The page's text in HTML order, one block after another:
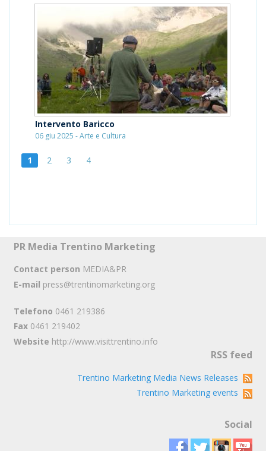
Intervento Baricco
06 giu 2025 - Arte e Cultura
1 2 3 4
PR Media Trentino Marketing
Contact person MEDIA&PR
E-mail press@trentinomarketing.org
Telefono 0461 219386
Fax 0461 219402
Website http://www.visittrentino.info
RSS feed
Trentino Marketing Media News Releases
Trentino Marketing events
Social